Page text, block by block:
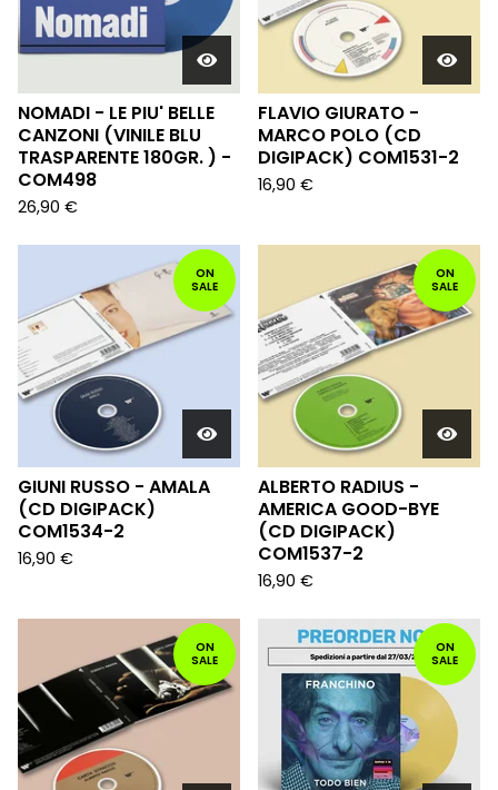
NOMADI - LE PIU' BELLE
CANZONI (VINILE BLU
TRASPARENTE 180GR. ) -
COM498
26,90 €
FLAVIO GIURATO -
MARCO POLO (CD
DIGIPACK) COM1531-2
16,90 €
ON
SALE
GIUNI RUSSO - AMALA
(CD DIGIPACK)
COM1534-2
16,90 €
ON
SALE
ALBERTO RADIUS -
AMERICA GOOD-BYE
(CD DIGIPACK)
COM1537-2
16,90 €
ON
SALE
ON
SALE